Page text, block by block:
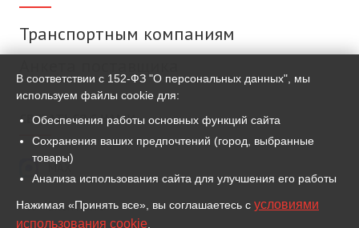
Транспортным компаниям
СВЯЗАТЬСЯ С НАМИ
MAX
ВКонтакте
В соответствии с 152-ФЗ "О персональных данных", мы
используем файлы cookie для:
Обеспечения работы основных функций сайта
Сохранения ваших предпочтений (город, выбранные
товары)
Анализа использования сайта для улучшения его работы
Нажимая «Принять все», вы соглашаетесь с условиями
использования cookie